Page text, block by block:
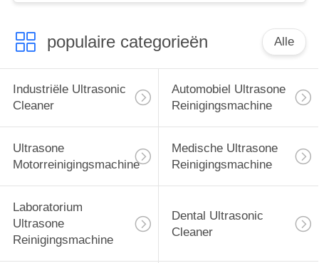
populaire categorieën Alle
Industriële Ultrasonic
Cleaner
Automobiel Ultrasone
Reinigingsmachine
Ultrasone
Motorreinigingsmachine
Medische Ultrasone
Reinigingsmachine
Laboratorium
Ultrasone
Reinigingsmachine
Dental Ultrasonic
Cleaner